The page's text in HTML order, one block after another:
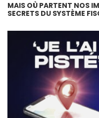
MAIS OÙ PARTENT NOS
SECRETS DU SYSTÈME